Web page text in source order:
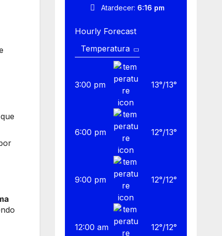
Atardecer: 6:16 pm
Hourly Forecast
3:00 pm 13°/13°
6:00 pm 12°/13°
9:00 pm 12°/12°
12:00 am 12°/12°